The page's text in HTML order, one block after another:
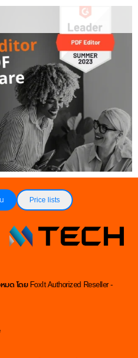
Price lists
ด โดย FoxIt Authorized Reseller -